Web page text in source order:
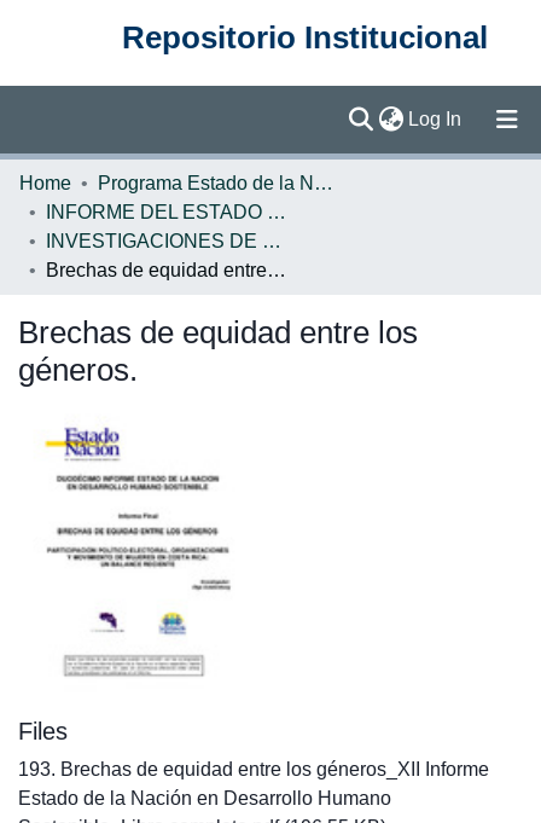
Repositorio Institucional
Log In (current)
Communities & Collections
Statistics
Home
Programa Estado de la Nación (PEN)
INFORME DEL ESTADO DE LA NACION
INVESTIGACIONES DE BASE EN
Brechas de equidad entre los géneros.
Brechas de equidad entre los
géneros.
Files
193. Brechas de equidad entre los géneros_XII Informe
Estado de la Nación en Desarrollo Humano